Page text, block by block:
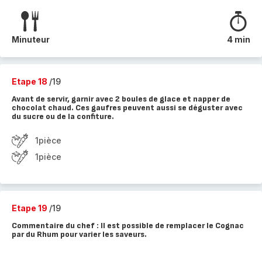
Minuteur 4 min
Etape 18 /19
Avant de servir, garnir avec 2 boules de glace et napper de
chocolat chaud. Ces gaufres peuvent aussi se déguster avec
du sucre ou de la confiture.
1pièce
1pièce
Etape 19 /19
Commentaire du chef : Il est possible de remplacer le Cognac
par du Rhum pour varier les saveurs.